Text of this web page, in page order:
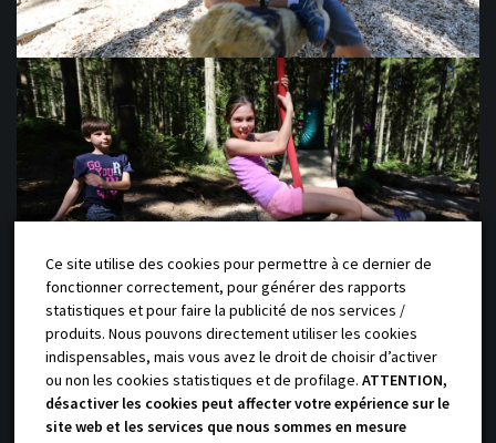
@yauque-company 2018 Site réalisé
par l’agenceTalacom/Mentions légales/Politique de confidentialité
Ce site utilise des cookies pour permettre à ce dernier de
fonctionner correctement, pour générer des rapports
statistiques et pour faire la publicité de nos services /
produits. Nous pouvons directement utiliser les cookies
indispensables, mais vous avez le droit de choisir d’activer
ou non les cookies statistiques et de profilage.ATTENTION,
désactiver les cookies peut affecter votre expérience sur le
site web et les services que nous sommes en mesure